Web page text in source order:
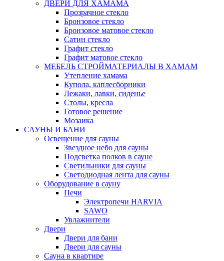
ДВЕРИ ДЛЯ ХАМАМА
Прозрачное стекло
Бронзовое стекло
Бронзовое матовое стекло
Сатин стекло
Графит стекло
Графит матовое стекло
МЕБЕЛЬ СТРОЙМАТЕРИАЛЫ В ХАМАМ
Утепление хамама
Купола, каплесборники
Лежаки, лавки, сиденье
Столы, кресла
Готовое решение
Мозаика
САУНЫ И БАНИ
Освещение для сауны
Звездное небо для сауны
Подсветка полков в сауне
Светильники для сауны
Светодиодная лента для сауны
Оборудование в сауну
Печи
Электропечи HARVIA
SAWO
Увлажнители
Двери
Двери для бани
Двери для сауны
Сауна в квартире